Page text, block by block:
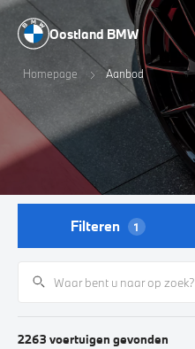
Oostland BMW
Homepage Aanbod
Filteren 1
2263 voertuigen gevonden